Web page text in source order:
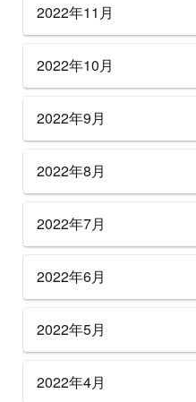
2022年11月
2022年10月
2022年9月
2022年8月
2022年7月
2022年6月
2022年5月
2022年4月